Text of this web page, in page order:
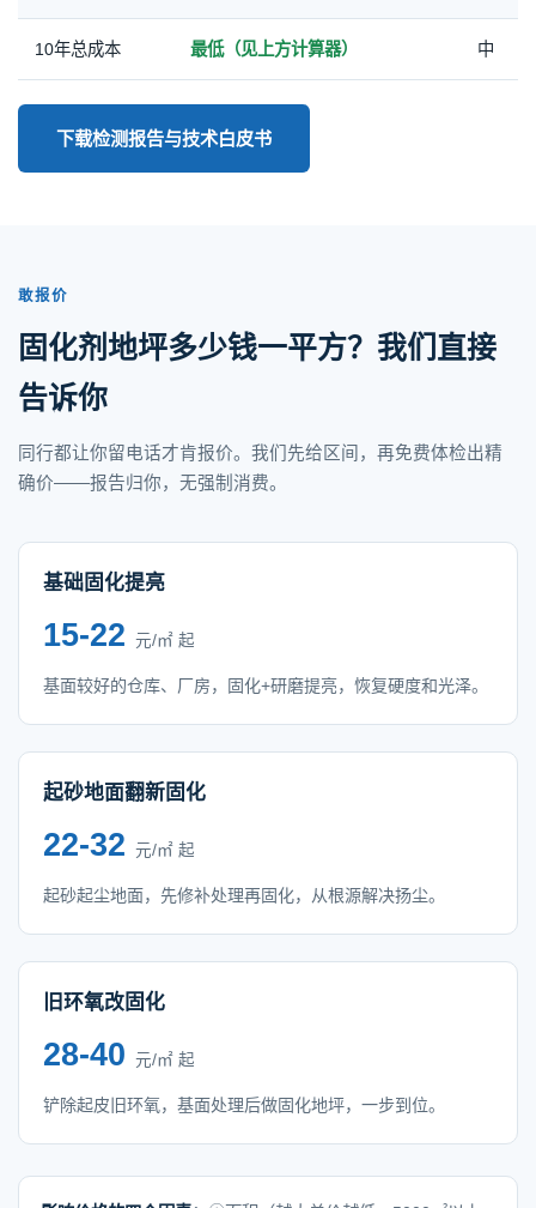
10年总成本 最低（见上方计算器） 中
下载检测报告与技术白皮书
敢报价
固化剂地坪多少钱一平方？我们直接
告诉你
同行都让你留电话才肯报价。我们先给区间，再免费体检出精
确价——报告归你，无强制消费。
基础固化提亮
15-22 元/㎡ 起
基面较好的仓库、厂房，固化+研磨提亮，恢复硬度和光泽。
起砂地面翻新固化
22-32 元/㎡ 起
起砂起尘地面，先修补处理再固化，从根源解决扬尘。
旧环氧改固化
28-40 元/㎡ 起
铲除起皮旧环氧，基面处理后做固化地坪，一步到位。